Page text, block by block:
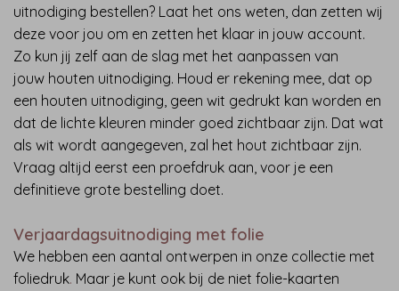
uitnodiging bestellen? Laat het ons weten, dan zetten wij
deze voor jou om en zetten het klaar in jouw account.
Zo kun jij zelf aan de slag met het aanpassen van
jouw houten uitnodiging. Houd er rekening mee, dat op
een houten uitnodiging, geen wit gedrukt kan worden en
dat de lichte kleuren minder goed zichtbaar zijn. Dat wat
als wit wordt aangegeven, zal het hout zichtbaar zijn.
Vraag altijd eerst een proefdruk aan, voor je een
definitieve grote bestelling doet.
Verjaardagsuitnodiging met folie
We hebben een aantal ontwerpen in onze collectie met
foliedruk. Maar je kunt ook bij de niet folie-kaarten